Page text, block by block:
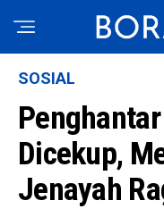
SOSIAL
Dicekup,
Jenayah